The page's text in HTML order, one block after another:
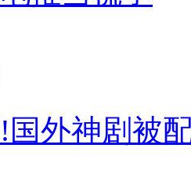
外神剧被